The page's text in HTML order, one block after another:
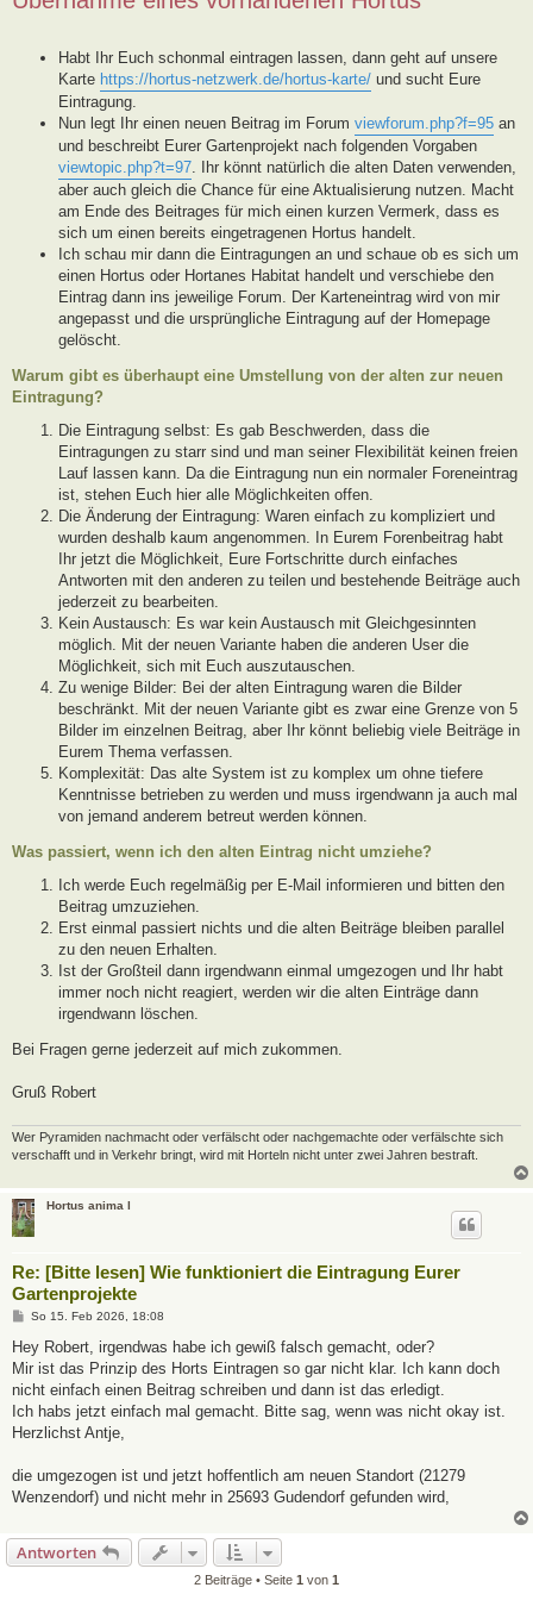
Habt Ihr Euch schonmal eintragen lassen, dann geht auf unsere
Karte https://hortus-netzwerk.de/hortus-karte/ und sucht Eure
Eintragung.
Nun legt Ihr einen neuen Beitrag im Forum viewforum.php?f=95 an
und beschreibt Eurer Gartenprojekt nach folgenden Vorgaben
viewtopic.php?t=97. Ihr könnt natürlich die alten Daten verwenden,
aber auch gleich die Chance für eine Aktualisierung nutzen. Macht
am Ende des Beitrages für mich einen kurzen Vermerk, dass es
sich um einen bereits eingetragenen Hortus handelt.
Ich schau mir dann die Eintragungen an und schaue ob es sich um
einen Hortus oder Hortanes Habitat handelt und verschiebe den
Eintrag dann ins jeweilige Forum. Der Karteneintrag wird von mir
angepasst und die ursprüngliche Eintragung auf der Homepage
gelöscht.
Warum gibt es überhaupt eine Umstellung von der alten zur neuen
Eintragung?
Die Eintragung selbst: Es gab Beschwerden, dass die
Eintragungen zu starr sind und man seiner Flexibilität keinen freien
Lauf lassen kann. Da die Eintragung nun ein normaler Foreneintrag
ist, stehen Euch hier alle Möglichkeiten offen.
Die Änderung der Eintragung: Waren einfach zu kompliziert und
wurden deshalb kaum angenommen. In Eurem Forenbeitrag habt
Ihr jetzt die Möglichkeit, Eure Fortschritte durch einfaches
Antworten mit den anderen zu teilen und bestehende Beiträge auch
jederzeit zu bearbeiten.
Kein Austausch: Es war kein Austausch mit Gleichgesinnten
möglich. Mit der neuen Variante haben die anderen User die
Möglichkeit, sich mit Euch auszutauschen.
Zu wenige Bilder: Bei der alten Eintragung waren die Bilder
beschränkt. Mit der neuen Variante gibt es zwar eine Grenze von 5
Bilder im einzelnen Beitrag, aber Ihr könnt beliebig viele Beiträge in
Eurem Thema verfassen.
Komplexität: Das alte System ist zu komplex um ohne tiefere
Kenntnisse betrieben zu werden und muss irgendwann ja auch mal
von jemand anderem betreut werden können.
Was passiert, wenn ich den alten Eintrag nicht umziehe?
Ich werde Euch regelmäßig per E-Mail informieren und bitten den
Beitrag umzuziehen.
Erst einmal passiert nichts und die alten Beiträge bleiben parallel
zu den neuen Erhalten.
Ist der Großteil dann irgendwann einmal umgezogen und Ihr habt
immer noch nicht reagiert, werden wir die alten Einträge dann
irgendwann löschen.
Bei Fragen gerne jederzeit auf mich zukommen.
Gruß Robert
Wer Pyramiden nachmacht oder verfälscht oder nachgemachte oder verfälschte sich
verschafft und in Verkehr bringt, wird mit Horteln nicht unter zwei Jahren bestraft.
Hortus anima l
Re: [Bitte lesen] Wie funktioniert die Eintragung Eurer
Gartenprojekte
B
i
r
a
So 15. Feb 2026, 18:08
Hey Robert, irgendwas habe ich gewiß falsch gemacht, oder?
Mir ist das Prinzip des Horts Eintragen so gar nicht klar. Ich kann doch
nicht einfach einen Beitrag schreiben und dann ist das erledigt.
Ich habs jetzt einfach mal gemacht. Bitte sag, wenn was nicht okay ist.
Herzlichst Antje,
die umgezogen ist und jetzt hoffentlich am neuen Standort (21279
Wenzendorf) und nicht mehr in 25693 Gudendorf gefunden wird,
Antworten
2 Beiträge • Seite 1 von 1